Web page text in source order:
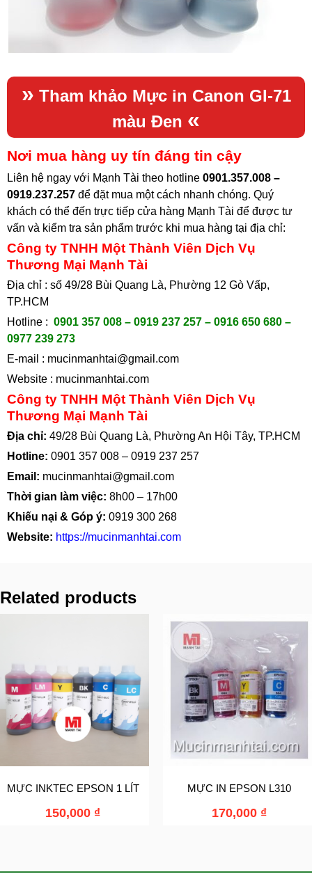
» Tham khảo Mực in Canon GI-71
màu Đen «
Nơi mua hàng uy tín đáng tin cậy
Liên hệ ngay với Mạnh Tài theo hotline 0901.357.008 –
0919.237.257 để đặt mua một cách nhanh chóng. Quý
khách có thể đến trực tiếp cửa hàng Mạnh Tài để được tư
vấn và kiểm tra sản phẩm trước khi mua hàng tại địa chỉ:
Công ty TNHH Một Thành Viên Dịch Vụ
Thương Mại Mạnh Tài
Địa chỉ : số 49/28 Bùi Quang Là, Phường 12 Gò Vấp,
TP.HCM
Hotline : 0901 357 008 – 0919 237 257 – 0916 650 680 –
0977 239 273
E-mail : mucinmanhtai@gmail.com
Website : mucinmanhtai.com
Công ty TNHH Một Thành Viên Dịch Vụ
Thương Mại Mạnh Tài
Địa chỉ: 49/28 Bùi Quang Là, Phường An Hội Tây, TP.HCM
Hotline: 0901 357 008 – 0919 237 257
Email: mucinmanhtai@gmail.com
Thời gian làm việc: 8h00 – 17h00
Khiếu nại & Góp ý: 0919 300 268
Website: https://mucinmanhtai.com
Related products
MỰC INKTEC EPSON 1 LÍT
150,000 ₫
MỰC IN EPSON L310
170,000 ₫